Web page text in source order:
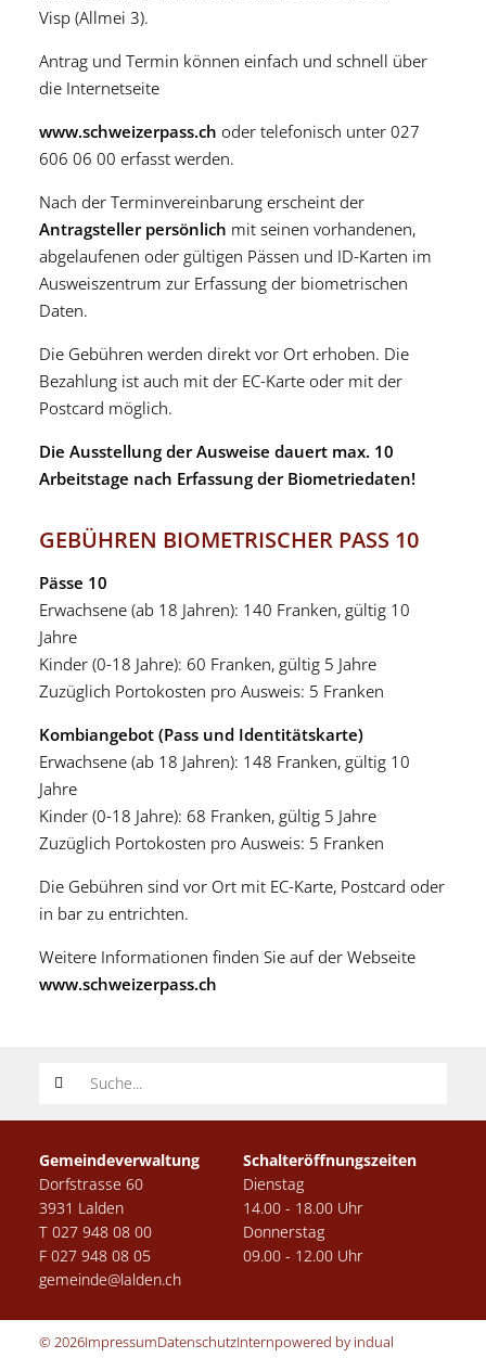
Visp (Allmei 3).
Antrag und Termin können einfach und schnell über
die Internetseite
www.schweizerpass.ch oder telefonisch unter 027
606 06 00 erfasst werden.
Nach der Terminvereinbarung erscheint der
Antragsteller persönlich mit seinen vorhandenen,
abgelaufenen oder gültigen Pässen und ID-Karten im
Ausweiszentrum zur Erfassung der biometrischen
Daten.
Die Gebühren werden direkt vor Ort erhoben. Die
Bezahlung ist auch mit der EC-Karte oder mit der
Postcard möglich.
Die Ausstellung der Ausweise dauert max. 10
Arbeitstage nach Erfassung der Biometriedaten!
GEBÜHREN BIOMETRISCHER PASS 10
Pässe 10
Erwachsene (ab 18 Jahren): 140 Franken, gültig 10
Jahre
Kinder (0-18 Jahre): 60 Franken, gültig 5 Jahre
Zuzüglich Portokosten pro Ausweis: 5 Franken
Kombiangebot (Pass und Identitätskarte)
Erwachsene (ab 18 Jahren): 148 Franken, gültig 10
Jahre
Kinder (0-18 Jahre): 68 Franken, gültig 5 Jahre
Zuzüglich Portokosten pro Ausweis: 5 Franken
Die Gebühren sind vor Ort mit EC-Karte, Postcard oder
in bar zu entrichten.
Weitere Informationen finden Sie auf der Webseite
www.schweizerpass.ch
Suchwort
Gemeindeverwaltung
Dorfstrasse 60
3931 Lalden
T 027 948 08 00
F 027 948 08 05
gemeinde@lalden.ch
Schalteröffnungszeiten
Dienstag
14.00 - 18.00 Uhr
Donnerstag
09.00 - 12.00 Uhr
© 2026ImpressumDatenschutzInternpowered by indual